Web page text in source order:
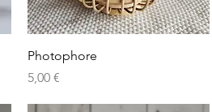
Aperçu rapide
Photophore
Prix
5,00 €